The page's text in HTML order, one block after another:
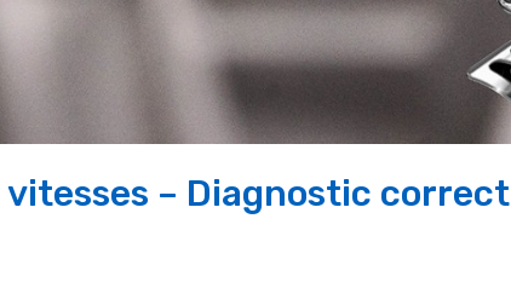
vitesses – Diagnostic correct